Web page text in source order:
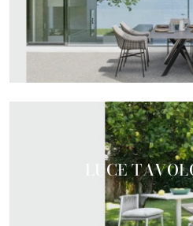
LUCE